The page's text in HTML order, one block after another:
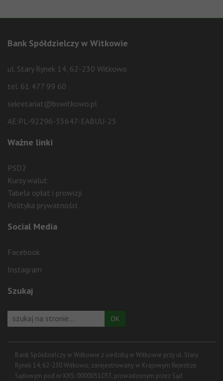
Bank Spółdzielczy w Witkowie
ul. Stary Rynek 14, 62-230 Witkowo
tel. 61 477 99 60
sekretariat@bswitkowo.pl
AE:PL-92296-35647-EABUU-25
Ważne linki
PSD2
Kursy walut
Tabela opłat i prowizji
Polityka prywatności
Social Media
Facebook
Instagram
Szukaj
Bank Spółdzielczy w Witkowie z siedzibą w Witkowie przy ul. Stary
Rynek 14, 62-230 Witkowo, zarejestrowany w Krajowym Rejestrze
Sądowym pod nr KRS: 0000051033, prowadzonym przez Sąd